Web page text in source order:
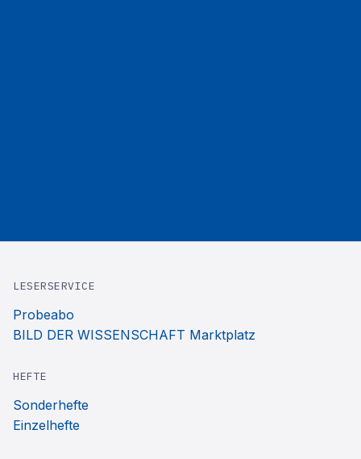
LESERSERVICE
Probeabo
BILD DER WISSENSCHAFT Marktplatz
HEFTE
Sonderhefte
Einzelhefte